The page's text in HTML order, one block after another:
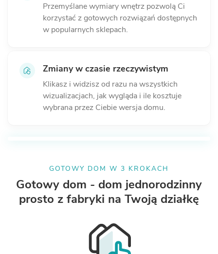
Przemyślane wymiary wnętrz pozwolą Ci
korzystać z gotowych rozwiązań dostępnych
w popularnych sklepach.
Zmiany w czasie rzeczywistym
Klikasz i widzisz od razu na wszystkich
wizualizacjach, jak wygląda i ile kosztuje
wybrana przez Ciebie wersja domu.
GOTOWY DOM W 3 KROKACH
Gotowy dom - dom jednorodzinny
prosto z fabryki na Twoją działkę